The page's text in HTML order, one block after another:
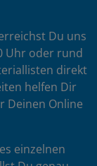
Du uns
Uhr oder rund
direkt
helfen Dir
Deinen Online
einzelnen